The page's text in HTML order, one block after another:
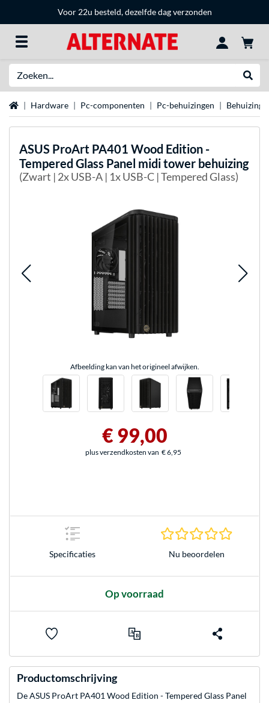
Voor 22u besteld, dezelfde dag verzonden
Home Hardware Pc-componenten Pc-behuizingen Behuizing
ASUS ProArt PA401 Wood Edition -
Tempered Glass Panel midi tower behuizing
(Zwart | 2x USB-A | 1x USB-C | Tempered Glass)
Afbeelding kan van het origineel afwijken.
€ 99,00
plus verzendkosten van € 6,95
Specificaties Nu beoordelen
Op voorraad
Productomschrijving
De ASUS ProArt PA401 Wood Edition - Tempered Glass Panel